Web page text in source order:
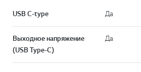
USB C-type Да
Выходное напряжение
(USB Type-C)
Да